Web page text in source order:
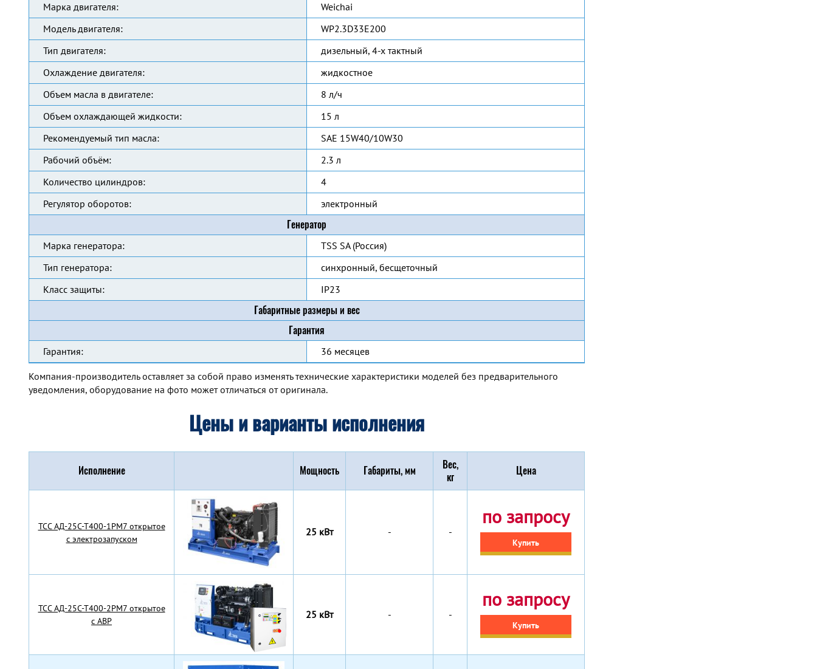
Марка двигателя:
Weichai
Модель двигателя:
WP2.3D33E200
Тип двигателя:
дизельный, 4-х тактный
Охлаждение двигателя:
жидкостное
Объем масла в двигателе:
8 л/ч
Объем охлаждающей жидкости:
15 л
Рекомендуемый тип масла:
SAE 15W40/10W30
Рабочий объём:
2.3 л
Количество цилиндров:
4
Регулятор оборотов:
электронный
Генератор
Марка генератора:
TSS SA (Россия)
Тип генератора:
синхронный, бесщеточный
Класс защиты:
IP23
Габаритные размеры и вес
Гарантия
Гарантия: 36 месяцев
Компания-производитель оставляет за собой право изменять технические характеристики моделей без предварительного
уведомления, оборудование на фото может отличаться от оригинала.
Цены и варианты исполнения
Исполнение Мощность Габариты, мм
Вес,
кг
Цена
TCC АД-25С-Т400-1РМ7 открытое
с электрозапуском
25 кВт - -
по запросу
Купить
TCC АД-25С-Т400-2РМ7 открытое
с АВР
25 кВт - -
по запросу
Купить